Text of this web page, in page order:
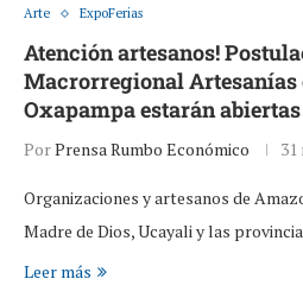
Arte ExpoFerias
Atención artesanos!
Macrorregional Artesanías
Oxapampa estarán
PorPrensa Rumbo Económico 31
Organizaciones y artesanos de
Madre de Dios, Ucayali y las
Leer más